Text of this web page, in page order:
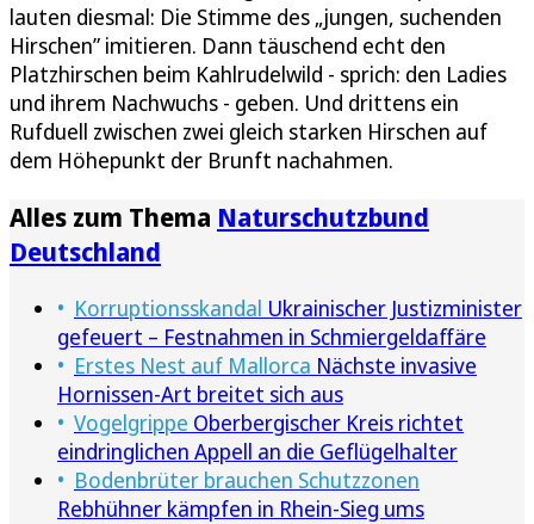
lauten diesmal: Die Stimme des „jungen, suchenden
Hirschen” imitieren. Dann täuschend echt den
Platzhirschen beim Kahlrudelwild - sprich: den Ladies
und ihrem Nachwuchs - geben. Und drittens ein
Rufduell zwischen zwei gleich starken Hirschen auf
dem Höhepunkt der Brunft nachahmen.
Alles zum Thema Naturschutzbund
Deutschland
Korruptionsskandal Ukrainischer Justizminister
gefeuert – Festnahmen in Schmiergeldaffäre
Erstes Nest auf Mallorca Nächste invasive
Hornissen-Art breitet sich aus
Vogelgrippe Oberbergischer Kreis richtet
eindringlichen Appell an die Geflügelhalter
Bodenbrüter brauchen Schutzzonen
Rebhühner kämpfen in Rhein-Sieg ums